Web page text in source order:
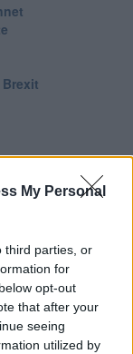
My Personal
third parties, or
for
opt-out
that after your
seeing
utilized by
G20